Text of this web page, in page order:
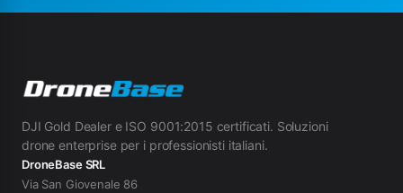
DJI Gold Dealer e ISO 9001:2015 certificati. Soluzioni
drone enterprise per i professionisti italiani.
DroneBase SRL
Via San Giovenale 86